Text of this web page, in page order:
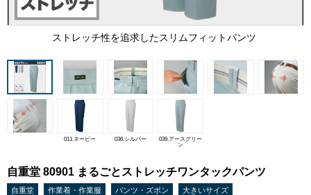
ストレッチ性を追求したスリムフィットパンツ
011.ネービー 036.シルバー
039.アースグリー
ン
自重堂 80901 まるごとストレッチワンタックパンツ
自重堂 作業着・作業服 パンツ・ズボン 大きいサイズ